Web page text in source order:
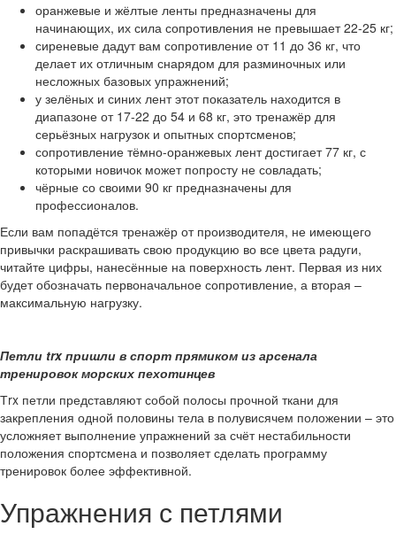
оранжевые и жёлтые ленты предназначены для
начинающих, их сила сопротивления не превышает 22-25 кг;
сиреневые дадут вам сопротивление от 11 до 36 кг, что
делает их отличным снарядом для разминочных или
несложных базовых упражнений;
у зелёных и синих лент этот показатель находится в
диапазоне от 17-22 до 54 и 68 кг, это тренажёр для
серьёзных нагрузок и опытных спортсменов;
сопротивление тёмно-оранжевых лент достигает 77 кг, с
которыми новичок может попросту не совладать;
чёрные со своими 90 кг предназначены для
профессионалов.
Если вам попадётся тренажёр от производителя, не имеющего
привычки раскрашивать свою продукцию во все цвета радуги,
читайте цифры, нанесённые на поверхность лент. Первая из них
будет обозначать первоначальное сопротивление, а вторая –
максимальную нагрузку.
Петли trx пришли в спорт прямиком из арсенала
тренировок морских пехотинцев
Тrx петли представляют собой полосы прочной ткани для
закрепления одной половины тела в полувисячем положении – это
усложняет выполнение упражнений за счёт нестабильности
положения спортсмена и позволяет сделать программу
тренировок более эффективной.
Упражнения с петлями